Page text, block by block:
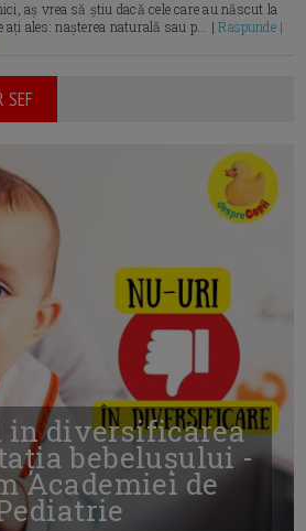
aș vrea să știu dacă cele care au născut la
ați ales: nașterea naturală sau p... |Raspunde |
SEF
in diversificarea
bebelușului -
Academiei de